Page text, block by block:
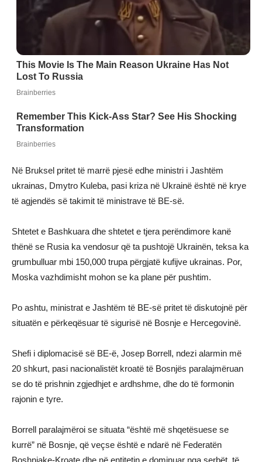
Në Bruksel pritet të marrë pjesë edhe ministri i Jashtëm
ukrainas, Dmytro Kuleba, pasi kriza në Ukrainë është në krye
të agjendës së takimit të ministrave të BE-së.
Shtetet e Bashkuara dhe shtetet e tjera perëndimore kanë
thënë se Rusia ka vendosur që ta pushtojë Ukrainën, teksa ka
grumbulluar mbi 150,000 trupa përgjatë kufijve ukrainas. Por,
Moska vazhdimisht mohon se ka plane për pushtim.
Po ashtu, ministrat e Jashtëm të BE-së pritet të diskutojnë për
situatën e përkeqësuar të sigurisë në Bosnje e Hercegovinë.
Shefi i diplomacisë së BE-ë, Josep Borrell, ndezi alarmin më
20 shkurt, pasi nacionalistët kroatë të Bosnjës paralajmëruan
se do të prishnin zgjedhjet e ardhshme, dhe do të formonin
rajonin e tyre.
Borrell paralajmëroi se situata “është më shqetësuese se
kurrë” në Bosnje, që veçse është e ndarë në Federatën
Boshnjake-Kroate dhe në entitetin e dominuar nga serbët, të